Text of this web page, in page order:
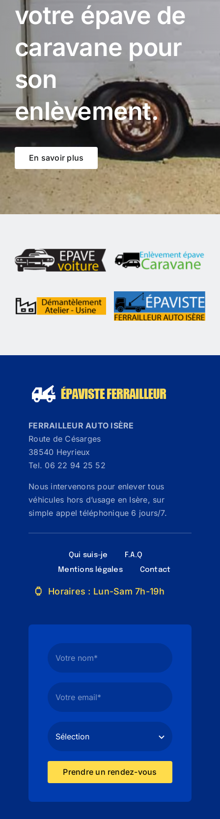
votre épave de
caravane pour
son
enlèvement.
En savoir plus
FERRAILLEUR AUTO ISÈRE
Route de Césarges
38540 Heyrieux
Tel. 06 22 94 25 52
Nous intervenons pour enlever tous
véhicules hors d’usage en Isère, sur
simple appel téléphonique 6 jours/7.
Qui suis-je
F.A.Q
Mentions légales
Contact
Horaires : Lun-Sam 7h-19h
Prendre un rendez-vous